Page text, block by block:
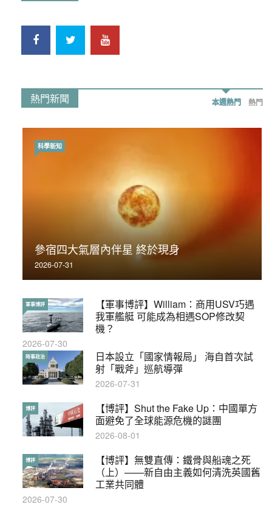
熱門新聞 本週熱門 熱門
參宿四大氣層內伴星 終於現身
2026-07-31
科學新知
【軍事博評】William：商用USV巧遇
我軍艦艇 可能成為相遇SOP修改契
機？
軍事博評
2026-07-30
日本設立「國家情報局」 海自首次試
射「戰斧」巡航導彈
時事政治
2026-07-31
【博評】Shut the Fake Up：中國單方
面避免了全球能源危機的謎團
博評
2026-08-01
【博評】無雙直傳：鐵骨與船魂之死
（上）——新自由主義如何清洗英國舊
工業共同體
博評
2026-07-30
荃灣反黑組「砌生豬肉」砌錯O記臥底4警員
被控
2019-11-01
時事政治
【輕百科】被抽中當陪審員能拒絕嗎？
輕百科
2017-10-17
【輕盤點】集會遊行陸續有來？一文盡
覽8月示威活動
輕盤點
2019-08-30
本港保護兒童法例雜亂互相矛盾家長易
墮法網
特稿
2019-05-21
【輕百科】甚麼按摩院要領牌？顧客涉
及刑責嗎？
輕百科
2021-05-13